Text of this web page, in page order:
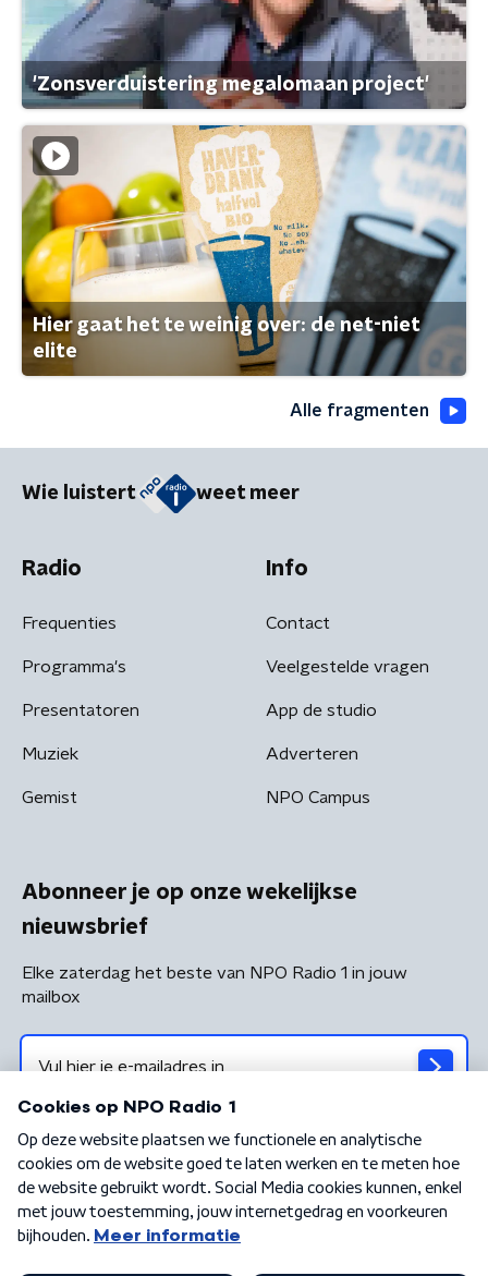
'Zonsverduistering megalomaan project'
Hier gaat het te weinig over: de net-niet
elite
Alle fragmenten
Wie luistert weet meer
Radio
Frequenties
Programma's
Presentatoren
Muziek
Gemist
Info
Contact
Veelgestelde vragen
App de studio
Adverteren
NPO Campus
Abonneer je op onze wekelijkse
nieuwsbrief
Elke zaterdag het beste van NPO Radio 1 in jouw
mailbox
Algemene voorwaarden Privacybeleid